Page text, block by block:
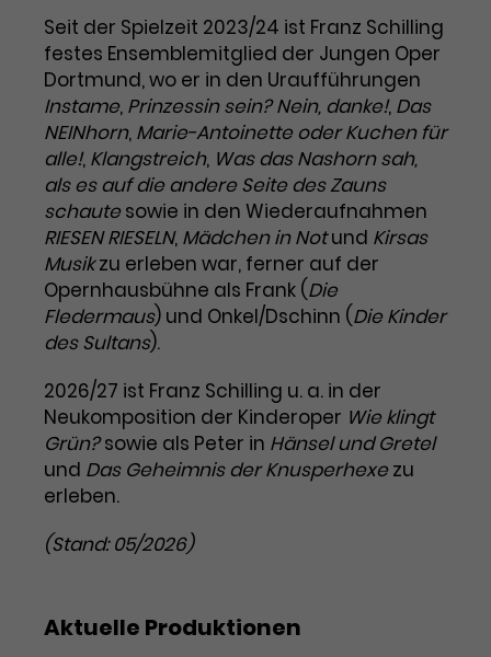
Name _gid
Anbieter Google Analytics
Laufzeit 1 Tag
Zweck
Dieses Cookie wird von Google
Analytics installiert. Das Cookie
wird verwendet, um Informationen
darüber zu speichern, wie
Besucher*innen eine Website
eines Analyseberichts über die
Performance der Website. Die
erhobenen Daten umfassen in
anonymisierter Form die Anzahl
Seiten.
Zweck
die Effizienz von Werbeanzeigen zu
messen und Conversions zu
speichern. Dieses Cookie hilft dabei
nachzuvollziehen, ob Nutzer über
Google-Anzeigen auf unsere
Website gelangt sind.
Name _gcl_aw
Anbieter Google Ads
Laufzeit 3 Monate
Zweck
Dieses Cookie speichert
Informationen zu Werbeklicks und
dient der Zuordnung von
Conversions zu Google Ads-
Anbieter Google / DoubleClick
Seit der Spielzeit 2023/24 ist Franz Schilling
festes Ensemblemitglied der Jungen Oper
Dortmund, wo er in den Uraufführungen
Instame, Prinzessin sein? Nein, danke!, Das
NEINhorn, Marie-Antoinette oder Kuchen für
alle!, Klangstreich, Was das Nashorn sah,
als es auf die andere Seite des Zauns
schautesowie in den Wiederaufnahmen
RIESEN RIESELN, Mädchen in Notund Kirsas
Musikzu erleben war, ferner auf der
Opernhausbühne als Frank (Die
Fledermaus) und Onkel/Dschinn (Die Kinder
des Sultans).
2026/27 ist Franz Schilling u. a. in der
Neukomposition der Kinderoper Wie klingt
Grün?sowie als Peter in Hänsel und Gretel
und Das Geheimnis der Knusperhexezu
erleben.
(Stand: 05/2026)
Aktuelle Produktionen